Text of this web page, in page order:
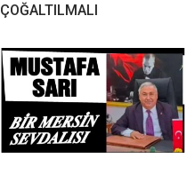
ÇOĞALTILMALI